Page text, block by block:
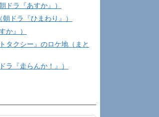
ドラ『あすか』）
ドラ『ひまわり』）
か』）
タクシー』のロケ地（まと
ラ『走らんか！』）